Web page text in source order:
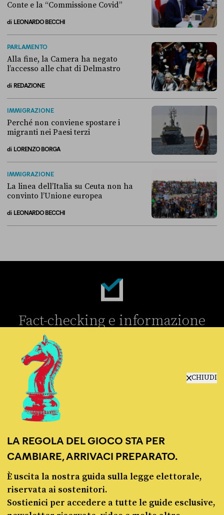
CHIUDI
LA REGOLA DEL GIOCO STA PER
CAMBIARE, ARRIVACI PREPARATO.
È uscita la nostra guida sulla legge elettorale,
riservata ai sostenitori.
Sostienici per accedere a tutte le guide esclusive,
Conte e la “Commissione Covid”
di LEONARDO BECCHI
PARLAMENTO
Alla fine, la Camera ha negato
l’accesso alle chat di Delmastro
di REDAZIONE
IMMIGRAZIONE
Perché non conviene spostare i
migranti nei Paesi terzi
di LORENZO BORGA
IMMIGRAZIONE
La linea dell’Italia su Ceuta non ha
convinto l’Unione europea
di LEONARDO BECCHI
Fact-checking e informazione
redazione
progetti
lavora con noi
contattaci